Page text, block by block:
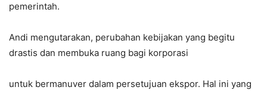
pemerintah.
Andi mengutarakan, perubahan kebijakan yang begitu
drastis dan membuka ruang bagi korporasi
untuk bermanuver dalam persetujuan ekspor. Hal ini yang